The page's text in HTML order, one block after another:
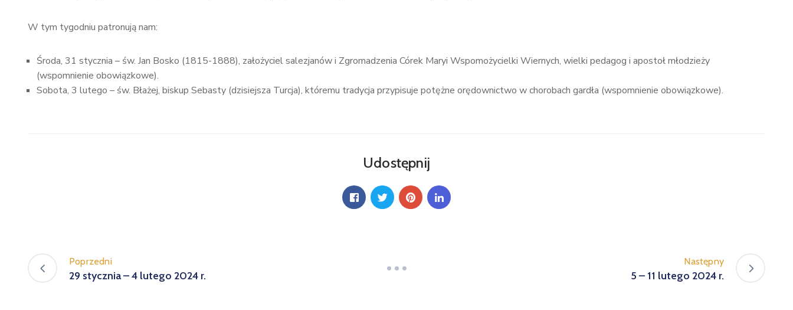
W tym tygodniu patronują nam:
Środa, 31 stycznia – św. Jan Bosko (1815-1888), założyciel salezjanów i Zgromadzenia Córek Maryi Wspomożycielki Wiernych, wielki pedagog i apostoł młodzieży
(wspomnienie obowiązkowe).
Sobota, 3 lutego – św. Błażej, biskup Sebasty (dzisiejsza Turcja), któremu tradycja przypisuje potężne orędownictwo w chorobach gardła (wspomnienie obowiązkowe).
Udostępnij
Poprzedni
29 stycznia – 4 lutego 2024 r.
Następny
5 – 11 lutego 2024 r.